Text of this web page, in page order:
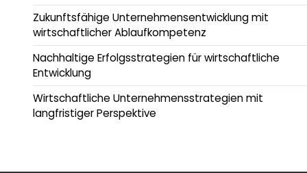
Zukunftsfähige Unternehmensentwicklung mit
wirtschaftlicher Ablaufkompetenz
Nachhaltige Erfolgsstrategien für wirtschaftliche
Entwicklung
Wirtschaftliche Unternehmensstrategien mit
langfristiger Perspektive